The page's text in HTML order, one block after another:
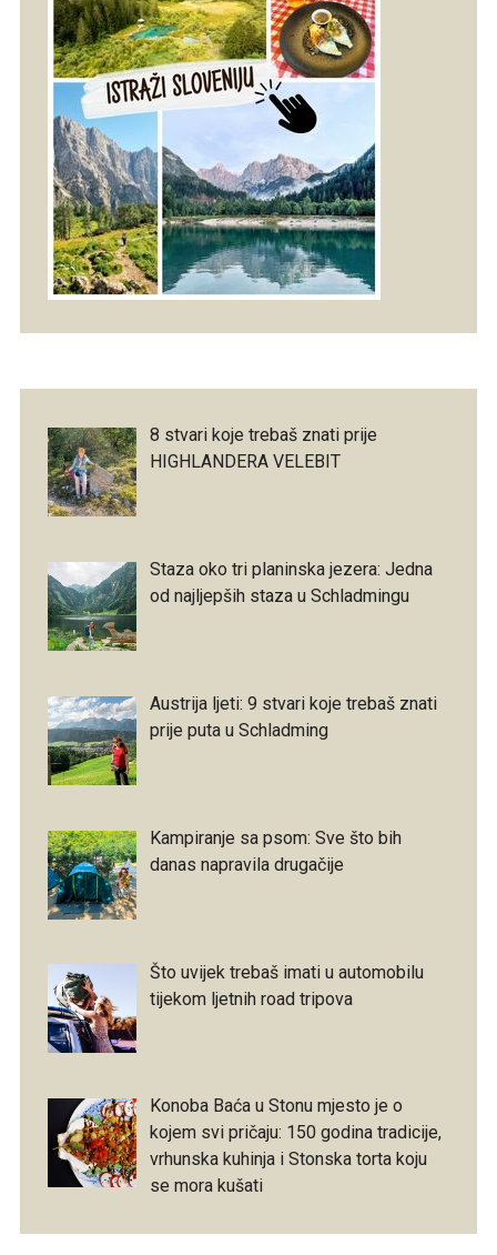
8 stvari koje trebaš znati prije
HIGHLANDERA VELEBIT
Staza oko tri planinska jezera: Jedna
od najljepših staza u Schladmingu
Austrija ljeti: 9 stvari koje trebaš znati
prije puta u Schladming
Kampiranje sa psom: Sve što bih
danas napravila drugačije
Što uvijek trebaš imati u automobilu
tijekom ljetnih road tripova
Konoba Baća u Stonu mjesto je o
kojem svi pričaju: 150 godina tradicije,
vrhunska kuhinja i Stonska torta koju
se mora kušati